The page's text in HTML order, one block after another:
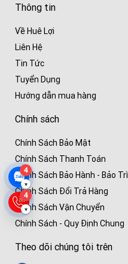
4
▾
4
▾
Thông tin
Về Huê Lợi
Liên Hệ
Tin Tức
Tuyển Dụng
Hướng dẫn mua hàng
Chính sách
Chính Sách Bảo Mật
Chính Sách Thanh Toán
Chính Sách Bảo Hành - Bảo Trì
Chính Sách Đổi Trả Hàng
Chính Sách Vận Chuyển
Chính Sách - Quy Định Chung
Theo dõi chúng tôi trên